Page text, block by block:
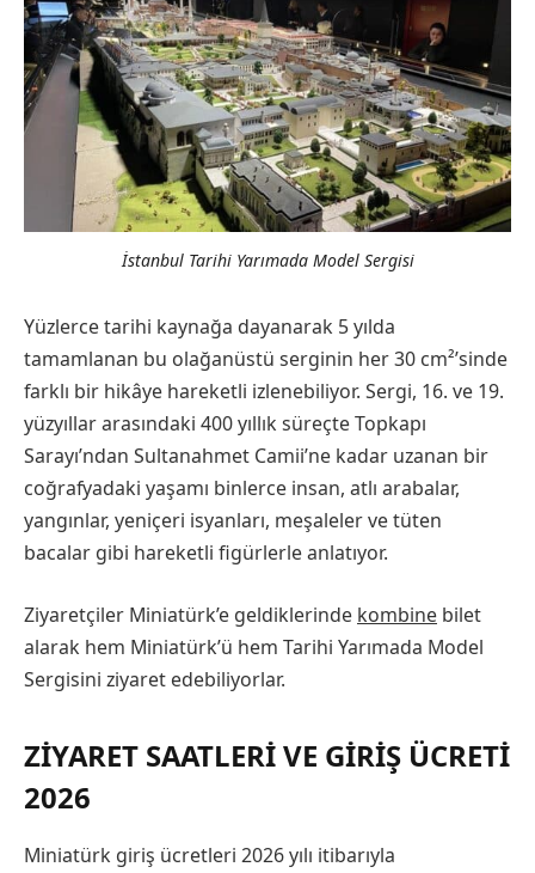
İstanbul Tarihi Yarımada Model Sergisi
Yüzlerce tarihi kaynağa dayanarak 5 yılda
tamamlanan bu olağanüstü serginin her 30 cm²’sinde
farklı bir hikâye hareketli izlenebiliyor. Sergi, 16. ve 19.
yüzyıllar arasındaki 400 yıllık süreçte Topkapı
Sarayı’ndan Sultanahmet Camii’ne kadar uzanan bir
coğrafyadaki yaşamı binlerce insan, atlı arabalar,
yangınlar, yeniçeri isyanları, meşaleler ve tüten
bacalar gibi hareketli figürlerle anlatıyor.
Ziyaretçiler Miniatürk’e geldiklerinde kombine bilet
alarak hem Miniatürk’ü hem Tarihi Yarımada Model
Sergisini ziyaret edebiliyorlar.
ZIYARET SAATLERI VE GIRIŞ ÜCRETI
2026
Miniatürk giriş ücretleri 2026 yılı itibarıyla